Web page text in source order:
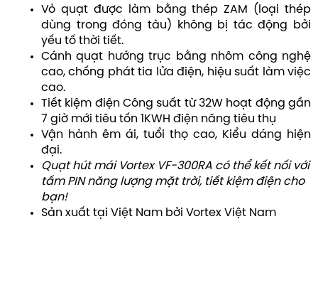
Vỏ quạt được làm bằng thép ZAM (loại thép
dùng trong đóng tàu) không bị tác động bởi
yếu tố thời tiết.
Cánh quạt hướng trục bằng nhôm công nghệ
cao, chống phát tia lửa điện, hiệu suất làm việc
cao.
Tiết kiệm điện Công suất từ 32W hoạt động gần
7 giờ mới tiêu tốn 1KWH điện năng tiêu thụ
Vận hành êm ái, tuổi thọ cao, Kiểu dáng hiện
đại.
Quạt hút mái Vortex VF-300RA có thể kết nối với
tấm PIN năng lượng mặt trời, tiết kiệm điện cho
bạn!
Sản xuất tại Việt Nam bởi Vortex Việt Nam